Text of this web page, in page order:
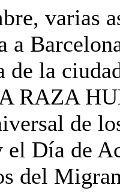
varias
a
de la
RAZA
de
el Día de
del